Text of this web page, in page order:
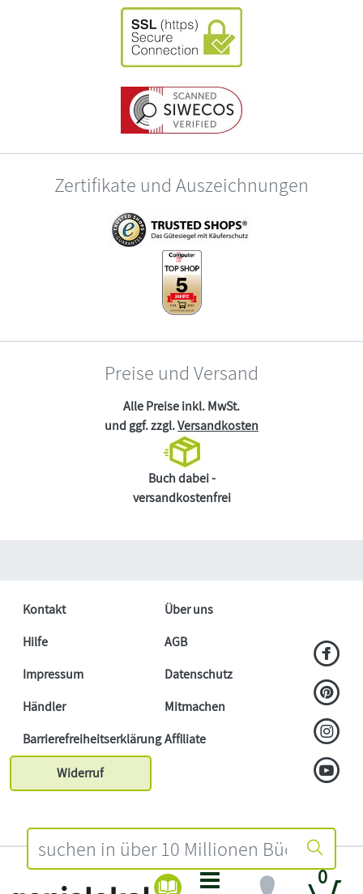
0
Zertifikate und Auszeichnungen
Preise und Versand
Alle Preise inkl. MwSt.
und ggf. zzgl.Versandkosten
Buch dabei -
versandkostenfrei
Kontakt
Über uns
Hilfe
AGB
Impressum
Datenschutz
Händler
Mitmachen
BarrierefreiheitserklärungAffiliate
Widerruf